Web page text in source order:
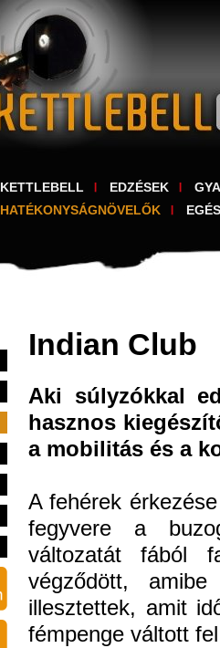
KETTLEBELL EDZÉSEK
HATÉKONYSÁGNÖVELŐK
Indian Club
Aki súlyzókkal
hasznos
a mobilitás és a
A fehérek
fegyvere a
változatát fából
végződött,
illesztettek, amit
fémpenge váltott